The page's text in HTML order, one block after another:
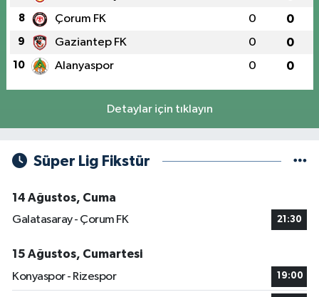
8 Çorum FK 0 0
9 Gaziantep FK 0 0
10 Alanyaspor 0 0
Detaylar için tıklayın
Süper Lig Fikstür
14 Ağustos, Cuma
Galatasaray - Çorum FK
21:30
15 Ağustos, Cumartesi
Konyaspor - Rizespor
19:00